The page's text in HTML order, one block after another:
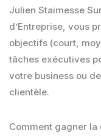
Julien Staimesse
d’Entreprise, vous
objectifs (court,
tâches exécutives
votre business ou
clientèle.
Comment gagner